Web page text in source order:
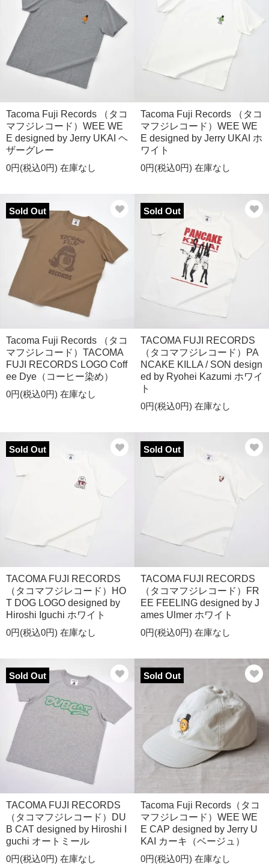
Tacoma Fuji Records （タコ
マフジレコード）WEE WE
E designed by Jerry UKAI ヘ
ザーグレー
0円(税込0円) 在庫なし
Tacoma Fuji Records （タコ
マフジレコード）WEE WE
E designed by Jerry UKAI ホ
ワイト
0円(税込0円) 在庫なし
Sold Out
Tacoma Fuji Records （タコ
マフジレコード）TACOMA
FUJI RECORDS LOGO Coff
ee Dye（コーヒー染め）
0円(税込0円) 在庫なし
Sold Out
TACOMA FUJI RECORDS
（タコマフジレコード）PA
NCAKE KILLA / SON design
ed by Ryohei Kazumi ホワイ
ト
0円(税込0円) 在庫なし
Sold Out
TACOMA FUJI RECORDS
（タコマフジレコード）HO
T DOG LOGO designed by
Hiroshi Iguchi ホワイト
0円(税込0円) 在庫なし
Sold Out
TACOMA FUJI RECORDS
（タコマフジレコード）FR
EE FEELING designed by J
ames Ulmer ホワイト
0円(税込0円) 在庫なし
Sold Out
TACOMA FUJI RECORDS
（タコマフジレコード）DU
B CAT designed by Hiroshi I
guchi オートミール
0円(税込0円) 在庫なし
Sold Out
Tacoma Fuji Records（タコ
マフジレコード）WEE WE
E CAP designed by Jerry U
KAI カーキ（ベージュ）
0円(税込0円) 在庫なし